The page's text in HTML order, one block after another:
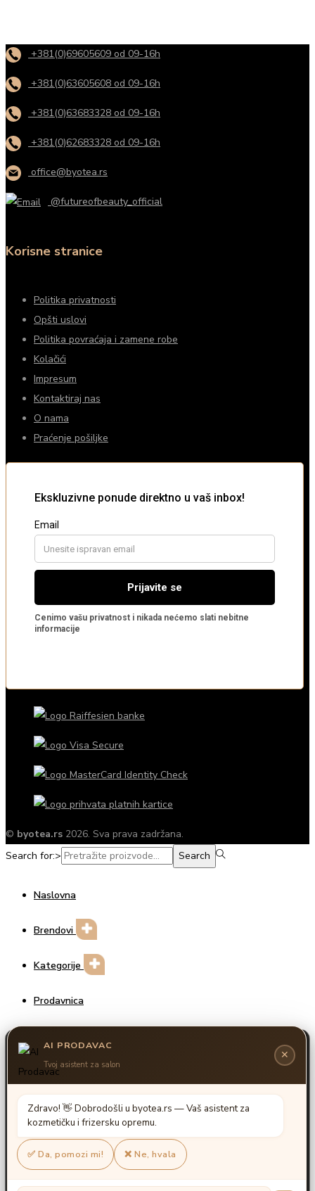
+381(0)69605609 od 09-16h
+381(0)63605608 od 09-16h
+381(0)63683328 od 09-16h
+381(0)62683328 od 09-16h
office@byotea.rs
@futureofbeauty_official
Korisne stranice
Politika privatnosti
Opšti uslovi
Politika povraćaja i zamene robe
Kolačići
Impresum
Kontaktiraj nas
O nama
Praćenje pošiljke
© byotea.rs 2026. Sva prava zadržana.
Search for:>
Search
Naslovna
Brendovi
Kategorije
Prodavnica
Unesite za pretragu
Search for:>
Search
Shopping cart